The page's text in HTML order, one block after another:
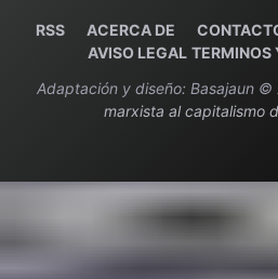
RSS ACERCA DE C
AVISO LEGAL TERMINOS
Adaptación y diseño: Basajaun ©
marxista al capitalismo